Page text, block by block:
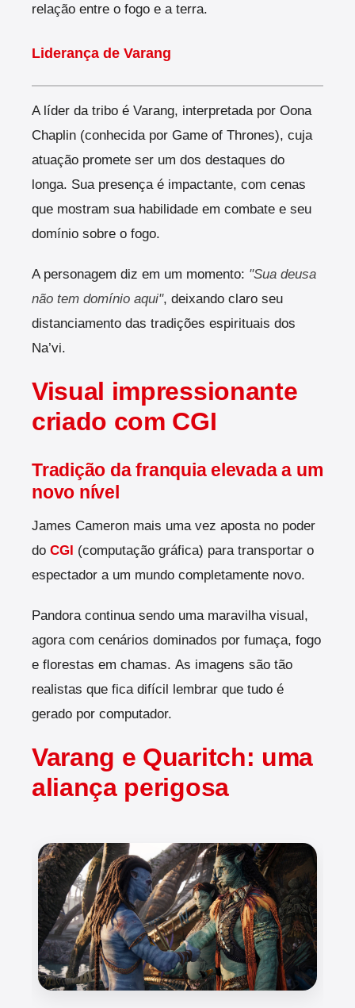
relação entre o fogo e a terra.
Liderança de Varang
A líder da tribo é Varang, interpretada por Oona
Chaplin (conhecida por Game of Thrones), cuja
atuação promete ser um dos destaques do
longa. Sua presença é impactante, com cenas
que mostram sua habilidade em combate e seu
domínio sobre o fogo.
A personagem diz em um momento: "Sua deusa
não tem domínio aqui", deixando claro seu
distanciamento das tradições espirituais dos
Na’vi.
Visual impressionante
criado com CGI
Tradição da franquia elevada a um
novo nível
James Cameron mais uma vez aposta no poder
do CGI (computação gráfica) para transportar o
espectador a um mundo completamente novo.
Pandora continua sendo uma maravilha visual,
agora com cenários dominados por fumaça, fogo
e florestas em chamas. As imagens são tão
realistas que fica difícil lembrar que tudo é
gerado por computador.
Varang e Quaritch: uma
aliança perigosa